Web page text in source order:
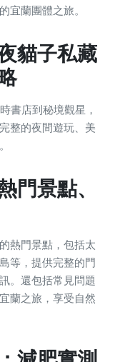
宜蘭團體之旅。
貓子私藏
書店到秘境觀星，
整的夜間遊玩、美
門景點、
熱門景點，包括太
等，提供完整的門
。還包括常見問題
蘭之旅，享受自然